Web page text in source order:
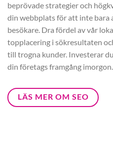
beprövade strategier och
din webbplats för att inte bara
besökare. Dra fördel av vår
topplacering i sökresultaten
till trogna kunder. Investerar
din företags framgång imorgon.
LÄS MER OM SEO